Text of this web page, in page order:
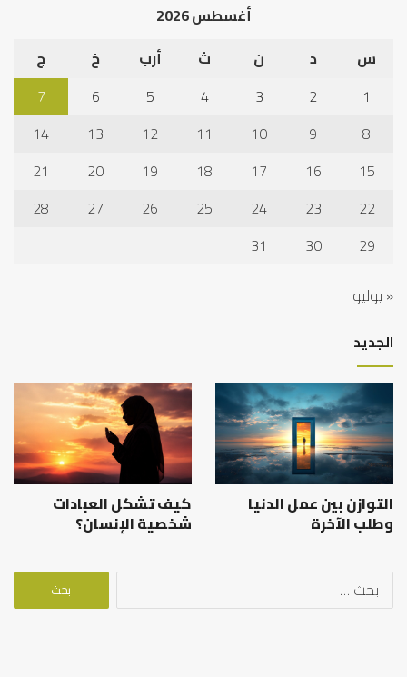
أغسطس 2026
س
د ن ث أرب خ
ج
1
2
3
4
5
6
7
8
9
10
11
12
13
14
15
16
17
18
19
20
21
22
23
24
25
26
27
28
29
30
31
« يوليو
الجديد
التوازن بين عمل الدنيا
وطلب الآخرة
كيف تشكل العبادات
شخصية الإنسان؟
البحث